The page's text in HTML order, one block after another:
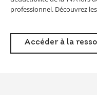
professionnel. Découvrez
Accéder à la